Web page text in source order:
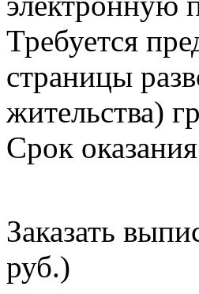
Требуется
страницы
жительства)
Срок
Заказать
руб.)